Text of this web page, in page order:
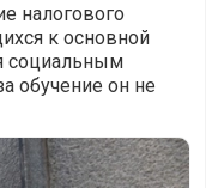
налогового
к основной
социальным
обучение он не
Минфин